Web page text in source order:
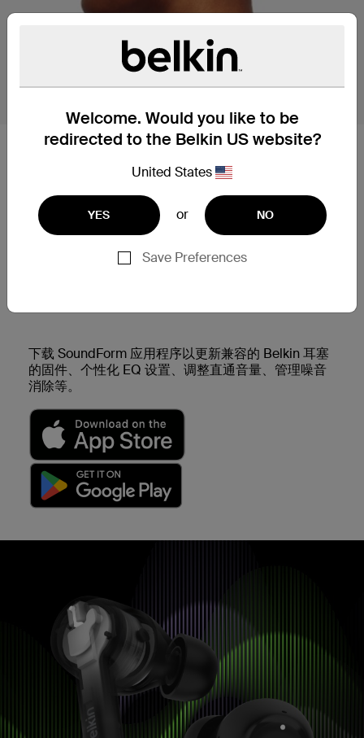
Welcome. Would you like to be
redirected to the Belkin US website?
United States
YES or NO
Save Preferences
感受音乐的律动
您将在长达 35 小时的总播放时间中保持音乐不间
断，并享受在任何智能手机上的快速连接，包括适用
于 Android 的 Google Fast Pair。 采用带多点连接的
蓝牙® 芯片组，您可以在手机、平板电脑和笔记本电
电话或通知。 最后的润色来自我们免费的
下载 SoundForm 应用程序以更新兼容的 Belkin 耳塞
的固件、个性化 EQ 设置、调整直通音量、管理噪音
消除等。